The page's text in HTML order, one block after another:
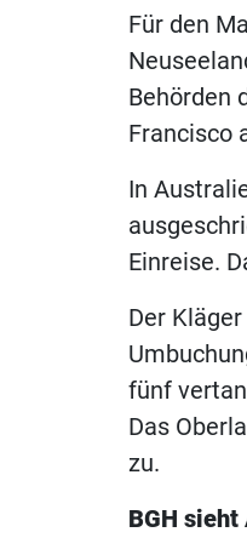
Für den
Behörden
Francisco
In
Einreise.
Der
fünf
Das
zu.
BGH